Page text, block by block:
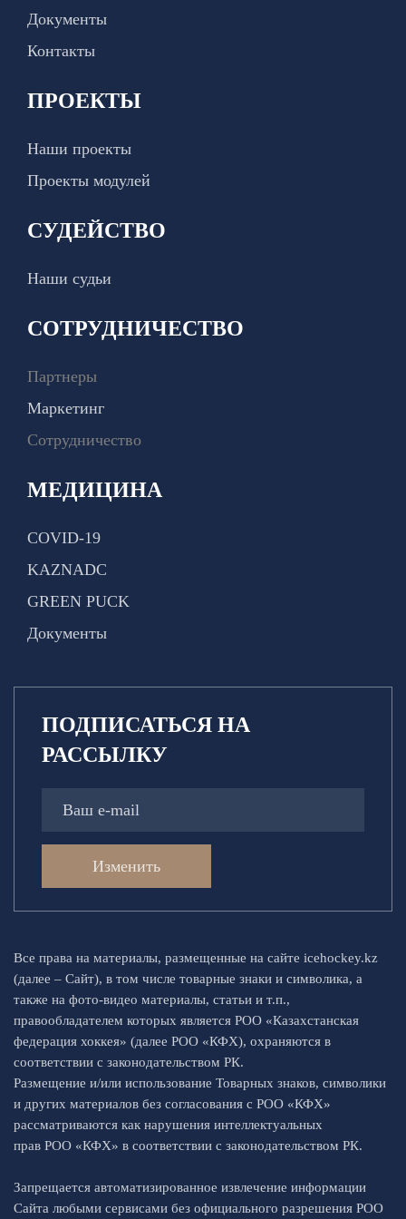
Документы
Контакты
ПРОЕКТЫ
Наши проекты
Проекты модулей
СУДЕЙСТВО
Наши судьи
СОТРУДНИЧЕСТВО
Партнеры
Маркетинг
Сотрудничество
МЕДИЦИНА
COVID-19
KAZNADC
GREEN PUCK
Документы
ПОДПИСАТЬСЯ НА
РАССЫЛКУ
Изменить
Все права на материалы, размещенные на сайте icehockey.kz
(далее – Сайт), в том числе товарные знаки и символика, а
также на фото-видео материалы, статьи и т.п.,
правообладателем которых является РОО «Казахстанская
федерация хоккея» (далее РОО «КФХ), охраняются в
соответствии с законодательством РК.
Размещение и/или использование Товарных знаков, символики
и других материалов без согласования с РОО «КФХ»
рассматриваются как нарушения интеллектуальных
прав РОО «КФХ» в соответствии с законодательством РК.
Запрещается автоматизированное извлечение информации
Сайта любыми сервисами без официального разрешения РОО